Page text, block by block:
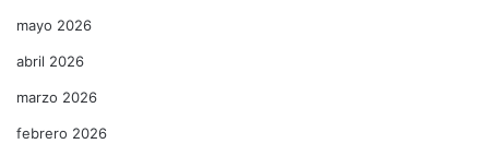
mayo 2026
abril 2026
marzo 2026
febrero 2026